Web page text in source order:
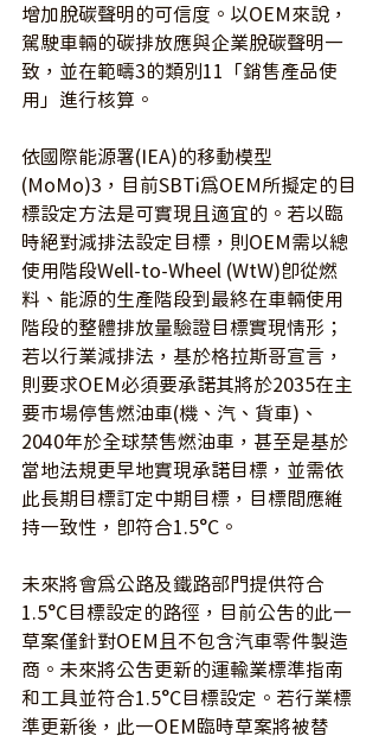
增加脫碳聲明的可信度。以OEM來說，
駕駛車輛的碳排放應與企業脫碳聲明一
致，並在範疇3的類別11「銷售產品使
用」進行核算。
依國際能源署(IEA)的移動模型
(MoMo)3，目前SBTi為OEM所擬定的目
標設定方法是可實現且適宜的。若以臨
時絕對減排法設定目標，則OEM需以總
使用階段Well-to-Wheel (WtW)即從燃
料、能源的生產階段到最終在車輛使用
階段的整體排放量驗證目標實現情形；
若以行業減排法，基於格拉斯哥宣言，
則要求OEM必須要承諾其將於2035在主
要市場停售燃油車(機、汽、貨車)、
2040年於全球禁售燃油車，甚至是基於
當地法規更早地實現承諾目標，並需依
此長期目標訂定中期目標，目標間應維
持一致性，即符合1.5°C。
未來將會為公路及鐵路部門提供符合
1.5°C目標設定的路徑，目前公告的此一
草案僅針對OEM且不包含汽車零件製造
商。未來將公告更新的運輸業標準指南
和工具並符合1.5°C目標設定。若行業標
準更新後，此一OEM臨時草案將被替